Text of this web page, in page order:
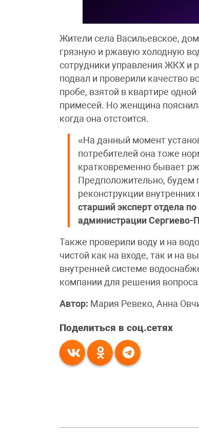
Жители села Васильевское,
грязную и ржавую холодную
сотрудники управления ЖКХ и
подвал и проверили качество
пробе, взятой в квартире
примесей. Но женщина
когда она отстоится.
«На данный момент
потребителей она тоже
кратковременно бывает
Предположительно, будем
реконструкции
старший эксперт отдела
администрации Сергиево-
Также проверили воду и на
чистой как на входе, так и на
внутренней системе
компании для решения
Автор: Мария Ревеко, Анна
Поделиться в соц.сетях